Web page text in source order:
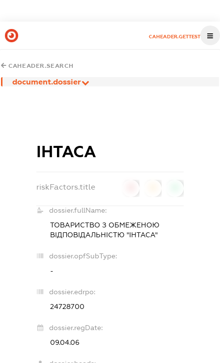
CAHEADER.GETTEST
CAHEADER.SEARCH
document.dossier
ІНТАСА
riskFactors.title
dossier.fullName:
ТОВАРИСТВО З ОБМЕЖЕНОЮ
ВІДПОВІДАЛЬНІСТЮ "ІНТАСА"
dossier.opfSubType:
-
dossier.edrpo:
24728700
dossier.regDate:
09.04.06